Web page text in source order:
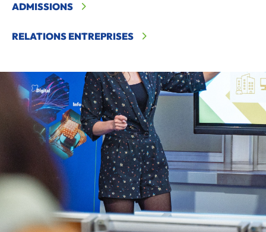
ADMISSIONS
RELATIONS ENTREPRISES